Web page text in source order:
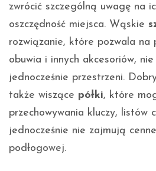
zwrócić szczególną uwagę na
oszczędność miejsca. Wąskie
rozwiązanie, które pozwala na
obuwia i innych akcesoriów,
jednocześnie przestrzeni.
także wiszące półki, które
przechowywania kluczy, listów
jednocześnie nie zajmują
podłogowej.